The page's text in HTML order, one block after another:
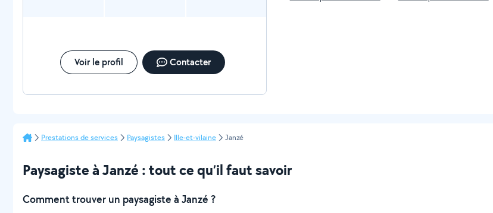
Voir le profil Contacter
Prestations de services Paysagistes Ille-et-vilaine Janzé
Paysagiste à Janzé : tout ce qu’il faut savoir
Comment trouver un paysagiste à Janzé ?